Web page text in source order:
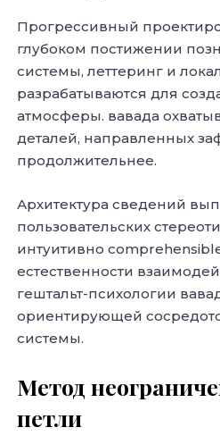
Прогрессивный
глубоком постижении
системы, леттеринг и
разрабатываются для
атмосферы. вавада
деталей, направленных
продолжительнее.
Архитектура сведений
пользовательских
интуитивно
естественности
гештальт-психологии
ориентирующей
системы.
Метод
петли